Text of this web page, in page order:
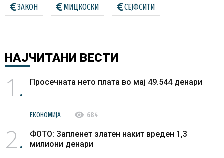
ЗАКОН МИЦКОСКИ СЕЈФСИТИ
НАЈЧИТАНИ ВЕСТИ
1 Просечната нето плата во мај 49.544 денари
ЕКОНОМИЈА visibility 684
2
ФОТО: Запленет златен накит вреден 1,3
милиони денари